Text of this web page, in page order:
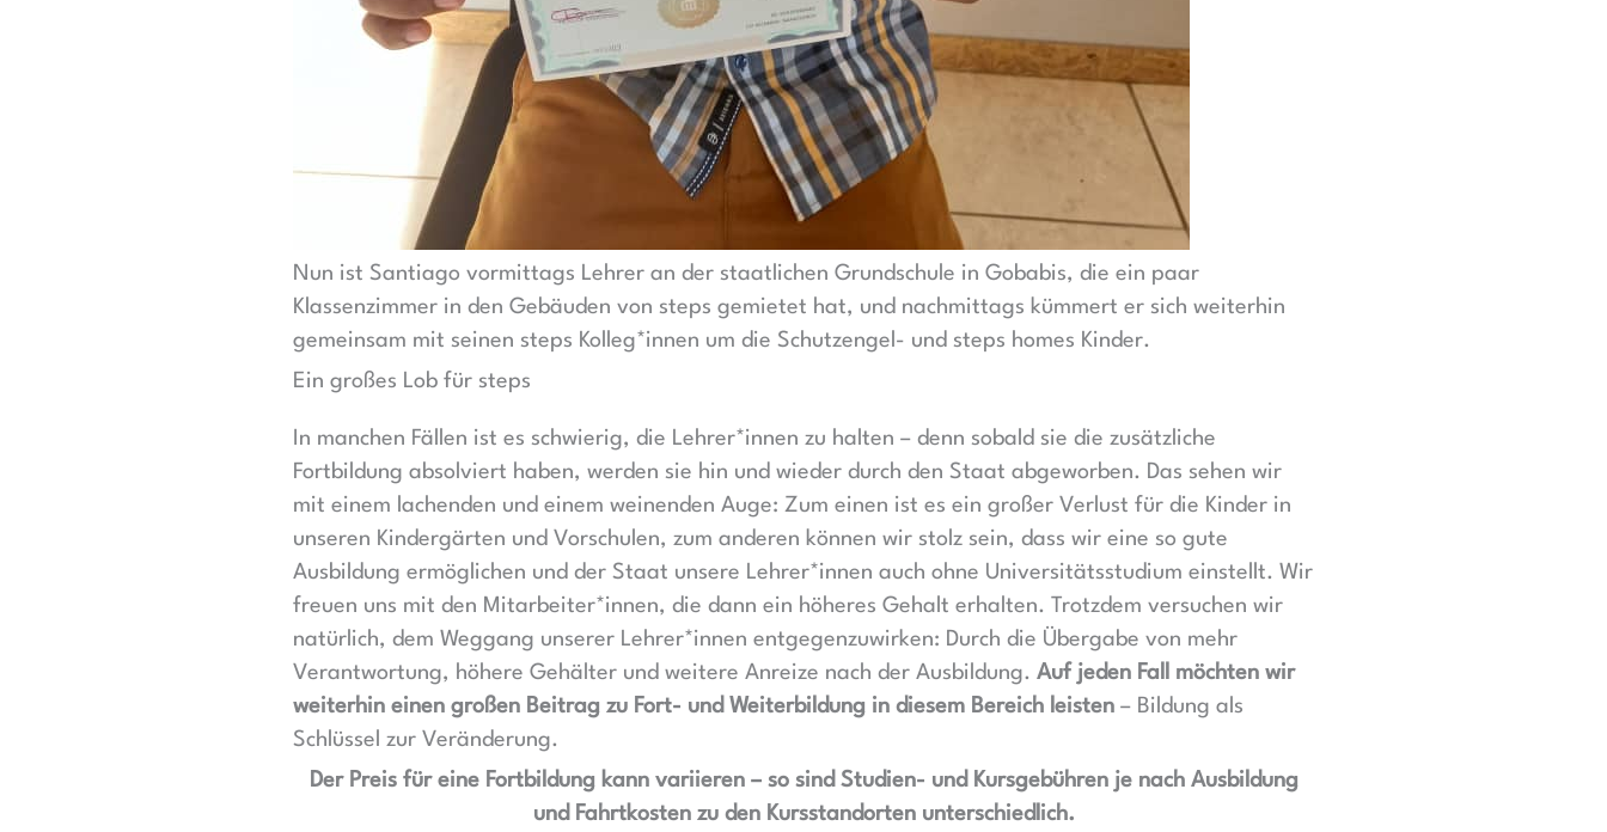
Nun ist Santiago vormittags Lehrer an der staatlichen Grundschule in Gobabis, die ein paar
Klassenzimmer in den Gebäuden von steps gemietet hat, und nachmittags kümmert er sich weiterhin
gemeinsam mit seinen steps Kolleg*innen um die Schutzengel- und steps homes Kinder.
Ein großes Lob für steps
In manchen Fällen ist es schwierig, die Lehrer*innen zu halten – denn sobald sie die zusätzliche
Fortbildung absolviert haben, werden sie hin und wieder durch den Staat abgeworben. Das sehen wir
mit einem lachenden und einem weinenden Auge: Zum einen ist es ein großer Verlust für die Kinder in
unseren Kindergärten und Vorschulen, zum anderen können wir stolz sein, dass wir eine so gute
Ausbildung ermöglichen und der Staat unsere Lehrer*innen auch ohne Universitätsstudium einstellt. Wir
freuen uns mit den Mitarbeiter*innen, die dann ein höheres Gehalt erhalten. Trotzdem versuchen wir
natürlich, dem Weggang unserer Lehrer*innen entgegenzuwirken: Durch die Übergabe von mehr
Verantwortung, höhere Gehälter und weitere Anreize nach der Ausbildung. Auf jeden Fall möchten wir
weiterhin einen großen Beitrag zu Fort- und Weiterbildung in diesem Bereich leisten– Bildung als
Schlüssel zur Veränderung.
Der Preis für eine Fortbildung kann variieren – so sind Studien- und Kursgebühren je nach Ausbildung
und Fahrtkosten zu den Kursstandorten unterschiedlich.